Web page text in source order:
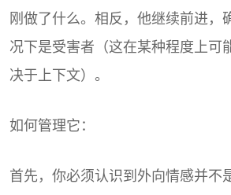
刚做了什么。相反，他继续前进，
况下是受害者（这在某种程度上可
决于上下文）。
如何管理它：
首先，你必须认识到外向情感并不